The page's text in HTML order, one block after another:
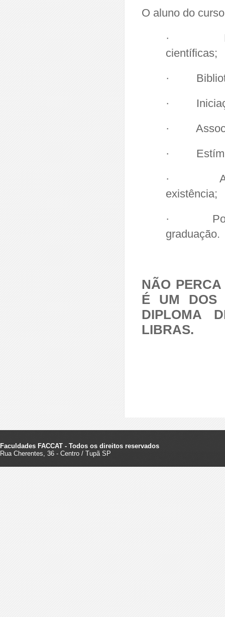
O aluno do
·
científicas;
·
·
·
·
· A
existência;
·
graduação.
NÃO
É UM DOS
DIPLOMA
LIBRAS.
Faculdades FACCAT - Todos os direitos reservados
Rua Cherentes, 36 - Centro / Tupã SP